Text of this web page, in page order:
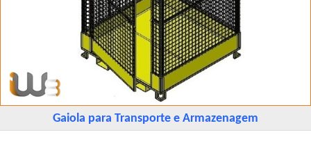
Gaiola para Transporte e Armazenagem